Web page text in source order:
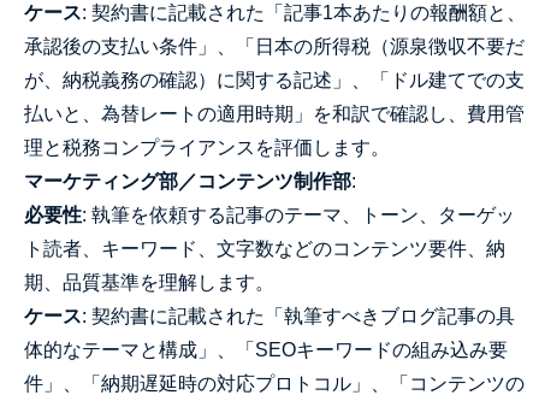
ケース: 契約書に記載された「記事1本あたりの報酬額と、
承認後の支払い条件」、「日本の所得税（源泉徴収不要だ
が、納税義務の確認）に関する記述」、「ドル建てでの支
払いと、為替レートの適用時期」を和訳で確認し、費用管
理と税務コンプライアンスを評価します。
マーケティング部／コンテンツ制作部:
必要性: 執筆を依頼する記事のテーマ、トーン、ターゲッ
ト読者、キーワード、文字数などのコンテンツ要件、納
期、品質基準を理解します。
ケース: 契約書に記載された「執筆すべきブログ記事の具
体的なテーマと構成」、「SEOキーワードの組み込み要
件」、「納期遅延時の対応プロトコル」、「コンテンツの